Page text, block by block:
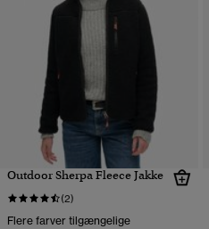
Outdoor Sherpa Fleece Jakke
(2)
Flere farver tilgængelige